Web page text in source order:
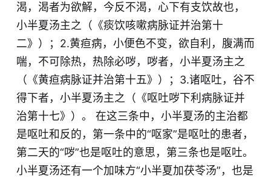
渴，渴者为欲解，今反不渴，心下有支饮故也，
小半夏汤主之（《痰饮咳嗽病脉证并治第十
二》）；2.黄疸病，小便色不变，欲自利，腹满而
喘，不可除热，热除必哕，哕者，小半夏汤主之
（《黄疸病脉证并治第十五》）；3.诸呕吐，谷不
得下者，小半夏汤主之（《呕吐哕下利病脉证并
治第十七》）。 在这三条中，小半夏汤的主治都
是呕吐和反的，第一条中的“呕家”是呕吐的患者，
第二天的“哕”也是呕吐的意思，第三条也是呕吐。
小半夏汤还有一个加味方“小半夏加茯苓汤”，也是